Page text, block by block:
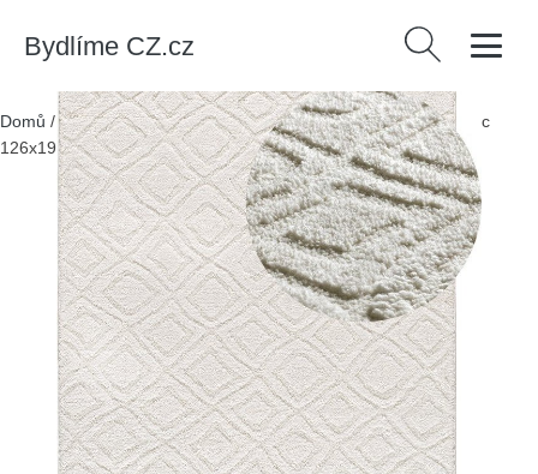
Bydlíme CZ.cz Vyhledávání
Domů /Produkty/> Koberce a rohožky > Koberce/Bílý koberec
126x190 cm Juno – Universal